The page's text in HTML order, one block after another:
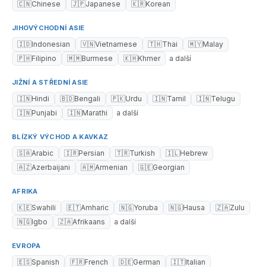
🇨🇳Chinese 🇯🇵Japanese 🇰🇷Korean
JIHOVÝCHODNÍ ASIE
🇮🇩Indonesian 🇻🇳Vietnamese 🇹🇭Thai 🇲🇾Malay
🇵🇭Filipino 🇲🇲Burmese 🇰🇭Khmer a další
JIŽNÍ A STŘEDNÍ ASIE
🇮🇳Hindi 🇧🇩Bengali 🇵🇰Urdu 🇮🇳Tamil 🇮🇳Telugu
🇮🇳Punjabi 🇮🇳Marathi a další
BLÍZKÝ VÝCHOD A KAVKAZ
🇸🇦Arabic 🇮🇷Persian 🇹🇷Turkish 🇮🇱Hebrew
🇦🇿Azerbaijani 🇦🇲Armenian 🇬🇪Georgian
AFRIKA
🇰🇪Swahili 🇪🇹Amharic 🇳🇬Yoruba 🇳🇬Hausa 🇿🇦Zulu
🇳🇬Igbo 🇿🇦Afrikaans a další
EVROPA
🇪🇸Spanish 🇫🇷French 🇩🇪German 🇮🇹Italian